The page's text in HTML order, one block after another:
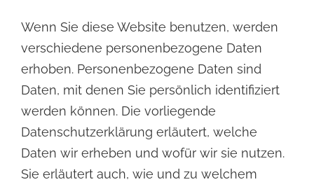
Wenn Sie diese Website benutzen, werden
verschiedene personenbezogene Daten
erhoben. Personenbezogene Daten sind
Daten, mit denen Sie persönlich identifiziert
werden können. Die vorliegende
Datenschutzerklärung erläutert, welche
Daten wir erheben und wofür wir sie nutzen.
Sie erläutert auch, wie und zu welchem